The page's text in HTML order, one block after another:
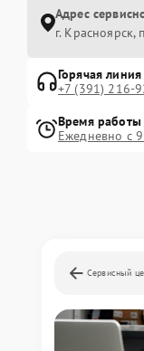
Адрес
г. Красноярск,
Горячая линия
+7 (391) 216-
Время работы
Ежедневно с
Сервисный